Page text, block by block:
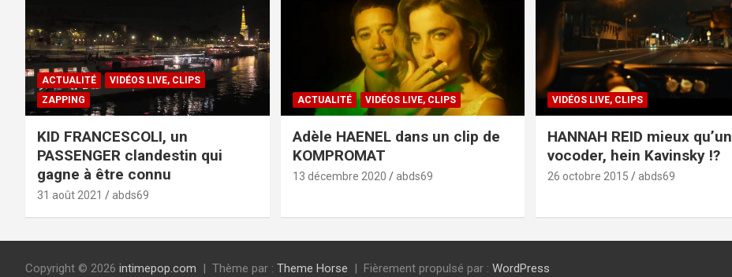
ACTUALITÉ
VIDÉOS LIVE, CLIPS
ZAPPING
KID FRANCESCOLI, un
PASSENGER clandestin qui
gagne à être connu
31 août 2021 abds69
ACTUALITÉ VIDÉOS LIVE, CLIPS
Adèle HAENEL dans un clip de
KOMPROMAT
13 décembre 2020 abds69
VIDÉOS LIVE, CLIPS
HANNAH REID mieux qu’un
vocoder, hein Kavinsky !?
26 octobre 2015 abds69
Copyright © 2026 intimepop.com Thème par : Theme Horse Fièrement propulsé par : WordPress